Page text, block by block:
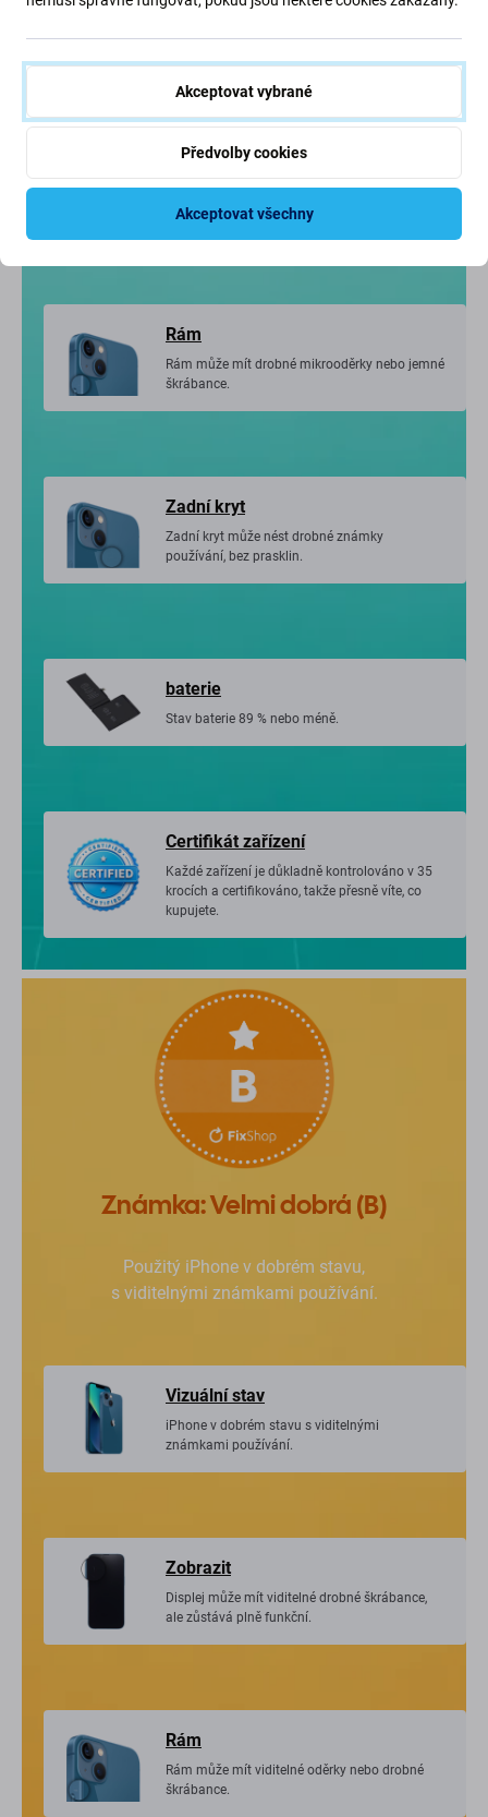
drobné známky používání.
Zobrazit
Displej může mít jemné vlasové škrábance,
které jsou během používání téměř neviditelné.
Rám
Rám může mít drobné mikrooděrky nebo jemné
škrábance.
Zadní kryt
Zadní kryt může nést drobné známky
používání, bez prasklin.
baterie
Stav baterie 89 % nebo méně.
Certifikát zařízení
Každé zařízení je důkladně kontrolováno v 35
krocích a certifikováno, takže přesně víte, co
kupujete.
Známka: Velmi dobrá (B)
Použitý iPhone v dobrém stavu,
s viditelnými známkami používání.
Vizuální stav
iPhone v dobrém stavu s viditelnými
známkami používání.
Zobrazit
Displej může mít viditelné drobné škrábance,
ale zůstává plně funkční.
Rám
Rám může mít viditelné oděrky nebo drobné
škrábance.
Akceptovat vybrané
Předvolby cookies
Akceptovat všechny